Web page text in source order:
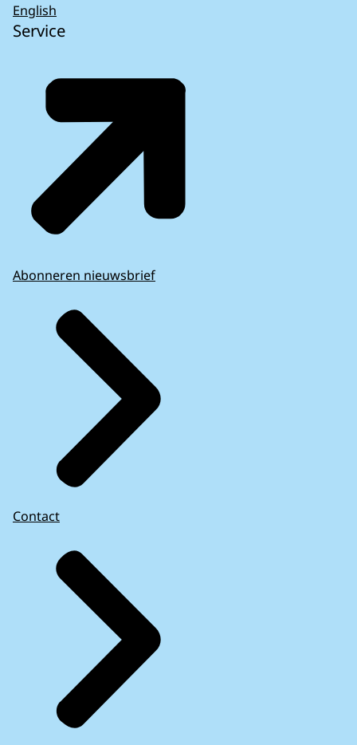
English
Service
Abonneren nieuwsbrief
Contact